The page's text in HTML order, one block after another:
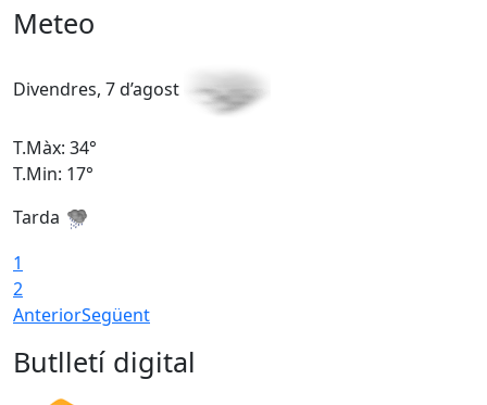
Meteo
Divendres, 7 d’agost
T.Màx: 34°
T.Min: 17°
Tarda
1
2
AnteriorSegüent
Butlletí digital